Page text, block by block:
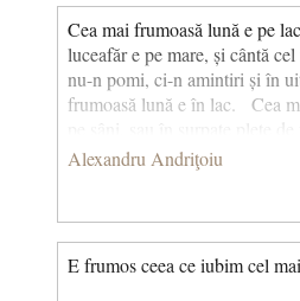
Cea mai frumoasă lună e pe
luceafăr e pe mare, și cântă
nu-n pomi, ci-n amintiri și în
frumoasă lună e în lac. Cea
pe cer, ca în fântâni, fantomele
Cea mai frumoasă floare e pe
în inelar și șoldul mai cu linii
vinul cel mai plin de har și-n
languroasă. E aurul mai
mirodenii cercuri fac în jurul
Alexandru Andriţoiu
E frumos ceea ce iubim cel